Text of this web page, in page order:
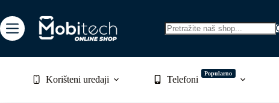
to
content
Korišteni uređaji Telefoni
Popularno